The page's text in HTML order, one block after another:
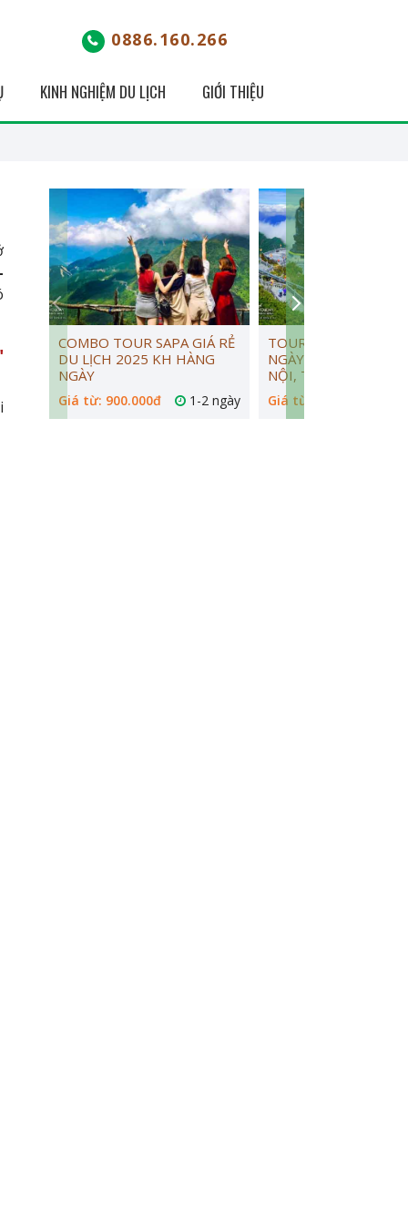
0886.160.266
KINH NGHIỆM DU LỊCH GIỚI THIỆU
COMBO TOUR SAPA GIÁ RẺ
DU LỊCH 2025 KH HÀNG
NGÀY
Giá từ: 900.000đ 1-2 ngày
TOUR DU LỊCH SAPA
NGÀY 1 ĐÊM GIÁ RẺ
NỘI, TP.HCM KS
Giá từ: 1.350.000đ